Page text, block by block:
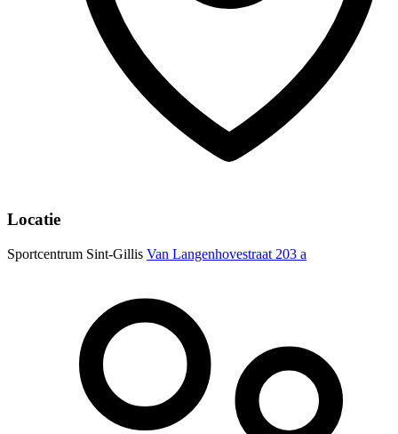
Locatie
Sportcentrum Sint-Gillis Van Langenhovestraat 203 a